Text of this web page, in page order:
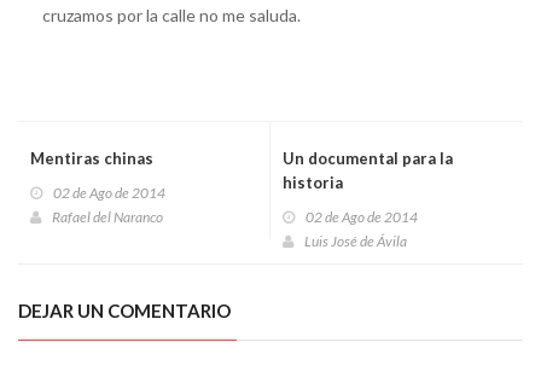
cruzamos por la calle no me saluda.
Mentiras chinas
02 de Ago de 2014
Rafael del Naranco
Un documental para la
historia
02 de Ago de 2014
Luis José de Ávila
DEJAR UN COMENTARIO